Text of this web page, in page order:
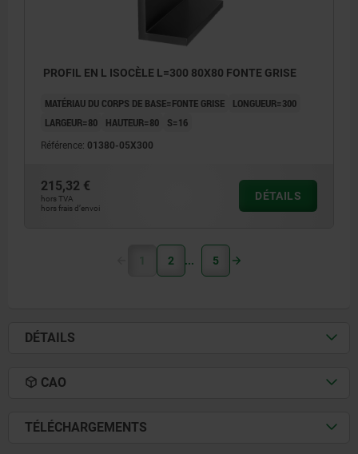
PROFIL EN L ISOCÈLE L=300 80X80 FONTE GRISE
MATÉRIAU DU CORPS DE BASE=FONTE GRISE
LONGUEUR=300
LARGEUR=80
HAUTEUR=80 S=16
Référence: 01380-05X300
215,32 €
hors TVA
hors frais d’envoi
DÉTAILS
1 2 5
DÉTAILS
CAO
TÉLÉCHARGEMENTS